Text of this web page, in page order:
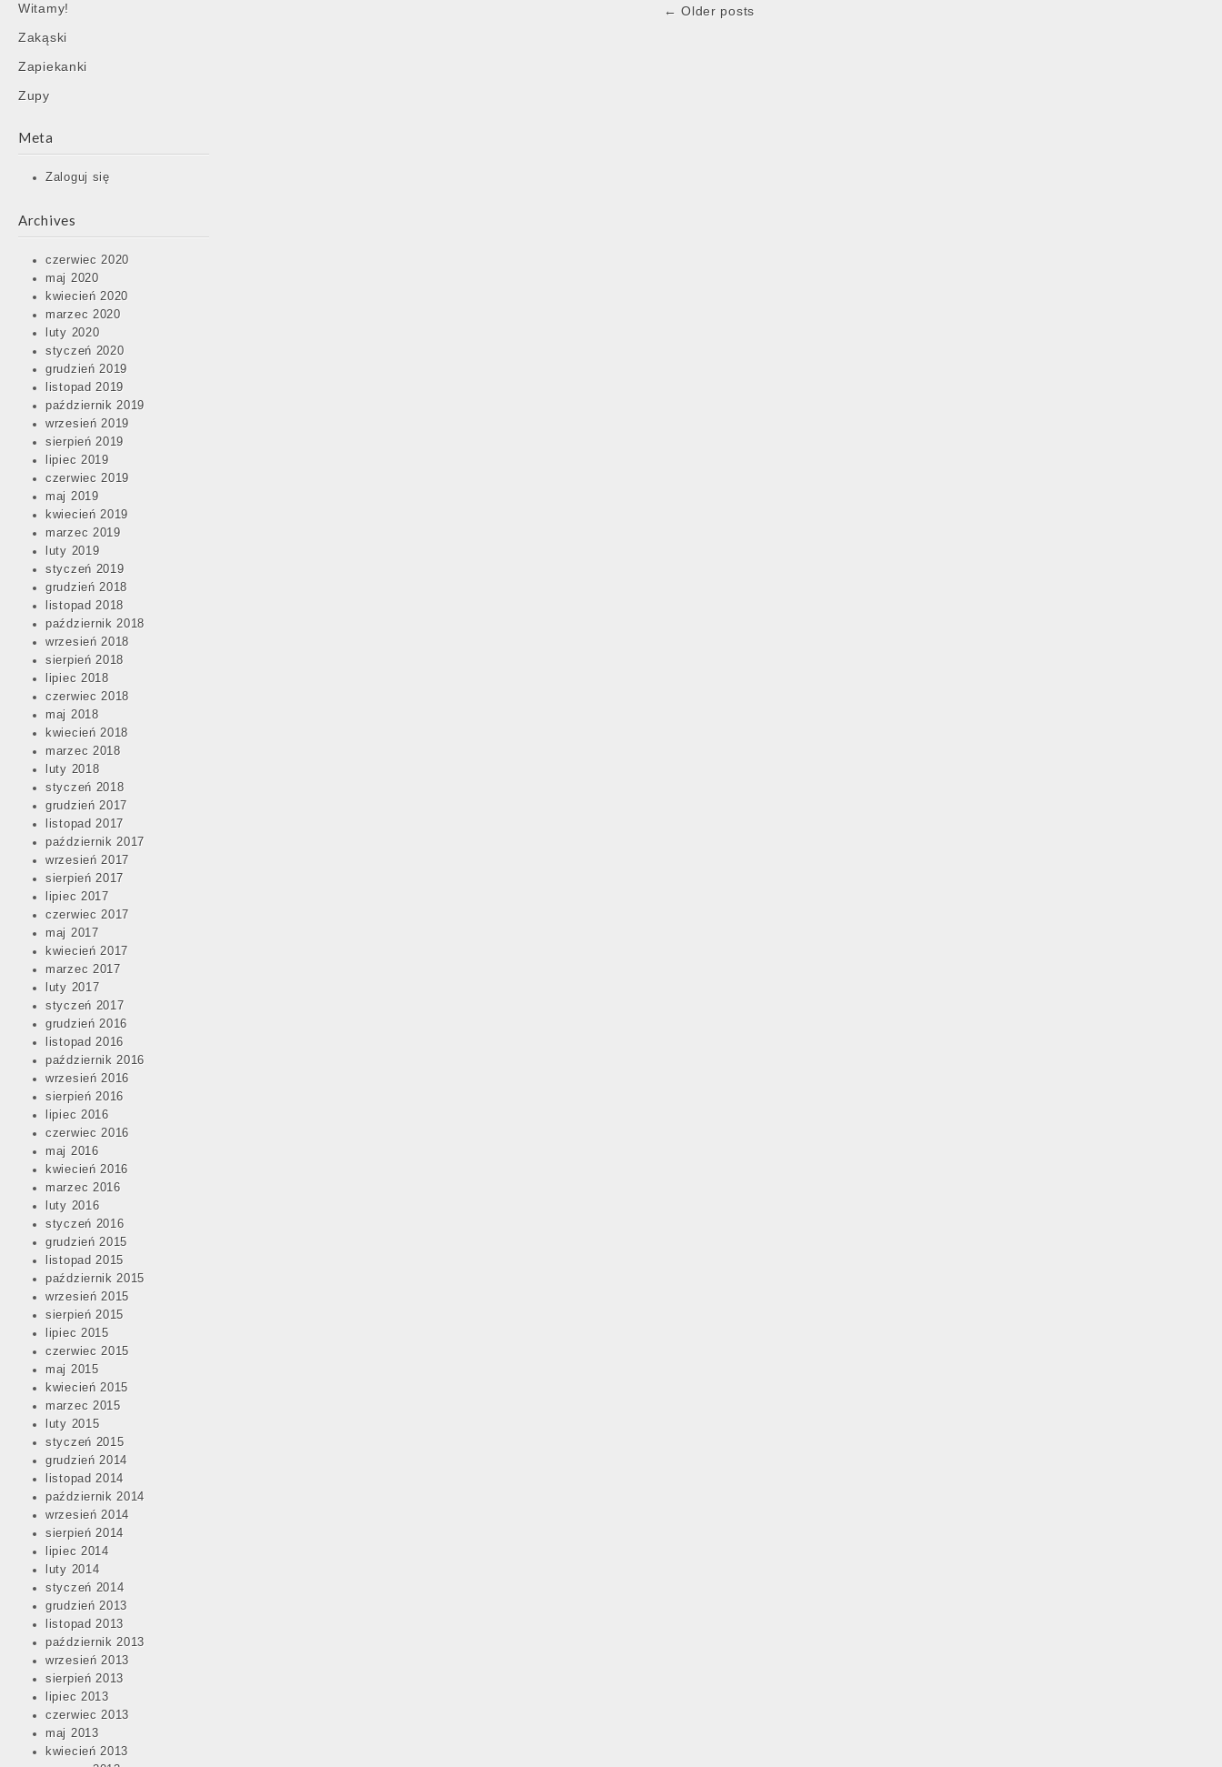
Witamy!
Zakąski
Zapiekanki
Zupy
Meta
Zaloguj się
Archives
czerwiec 2020
maj 2020
kwiecień 2020
marzec 2020
luty 2020
styczeń 2020
grudzień 2019
listopad 2019
październik 2019
wrzesień 2019
sierpień 2019
lipiec 2019
czerwiec 2019
maj 2019
kwiecień 2019
marzec 2019
luty 2019
styczeń 2019
grudzień 2018
listopad 2018
październik 2018
wrzesień 2018
sierpień 2018
lipiec 2018
czerwiec 2018
maj 2018
kwiecień 2018
marzec 2018
luty 2018
styczeń 2018
grudzień 2017
listopad 2017
październik 2017
wrzesień 2017
sierpień 2017
lipiec 2017
czerwiec 2017
maj 2017
kwiecień 2017
marzec 2017
luty 2017
styczeń 2017
grudzień 2016
listopad 2016
październik 2016
wrzesień 2016
sierpień 2016
lipiec 2016
czerwiec 2016
maj 2016
kwiecień 2016
marzec 2016
luty 2016
styczeń 2016
grudzień 2015
listopad 2015
październik 2015
wrzesień 2015
sierpień 2015
lipiec 2015
czerwiec 2015
maj 2015
kwiecień 2015
marzec 2015
luty 2015
styczeń 2015
grudzień 2014
listopad 2014
październik 2014
wrzesień 2014
sierpień 2014
lipiec 2014
luty 2014
styczeń 2014
grudzień 2013
listopad 2013
październik 2013
wrzesień 2013
sierpień 2013
lipiec 2013
czerwiec 2013
maj 2013
kwiecień 2013
← Older posts